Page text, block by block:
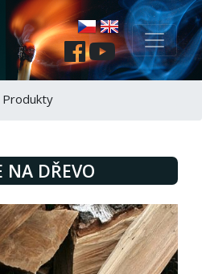
Produkty
NA DŘEVO